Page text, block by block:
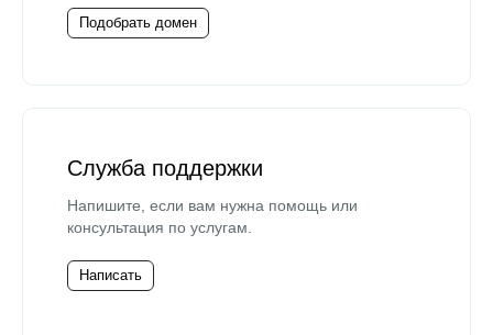
Подобрать домен
Служба поддержки
Напишите, если вам нужна помощь или
консультация по услугам.
Написать